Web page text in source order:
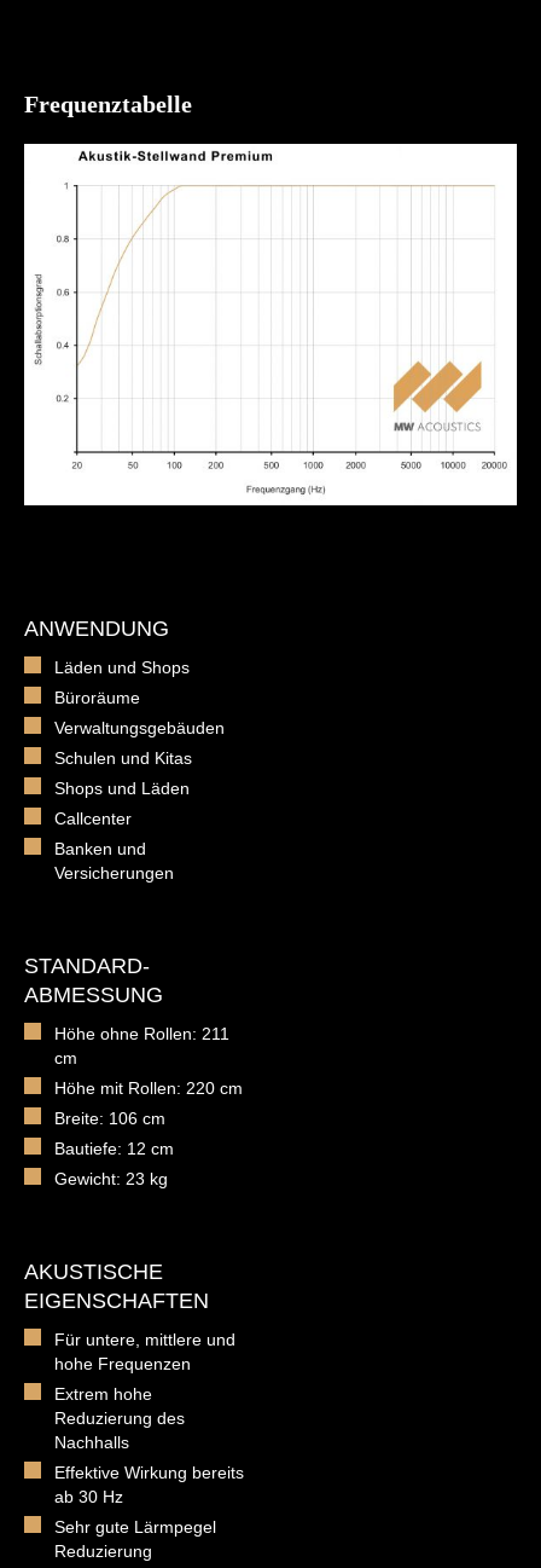
Frequenztabelle
ANWENDUNG
Läden und Shops
Büroräume
Verwaltungsgebäuden
Schulen und Kitas
Shops und Läden
Callcenter
Banken und
Versicherungen
STANDARD-
ABMESSUNG
Höhe ohne Rollen: 211
cm
Höhe mit Rollen: 220 cm
Breite: 106 cm
Bautiefe: 12 cm
Gewicht: 23 kg
AKUSTISCHE
EIGENSCHAFTEN
Für untere, mittlere und
hohe Frequenzen
Extrem hohe
Reduzierung des
Nachhalls
Effektive Wirkung bereits
ab 30 Hz
Sehr gute Lärmpegel
Reduzierung